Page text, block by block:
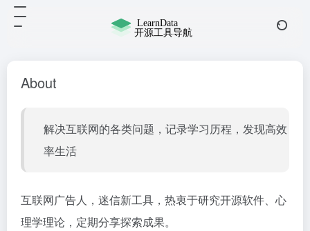
About
解决互联网的各类问题，记录学习历程，发现高效
率生活
互联网广告人，迷信新工具，热衷于研究开源软件、心
理学理论，定期分享探索成果。